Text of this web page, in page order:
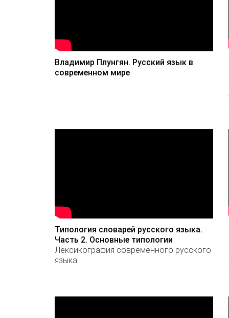
Владимир Плунгян. Русский язык в
современном мире
Типология словарей русского языка.
Часть 2. Основные типологии
Лексикография современного русского
языка